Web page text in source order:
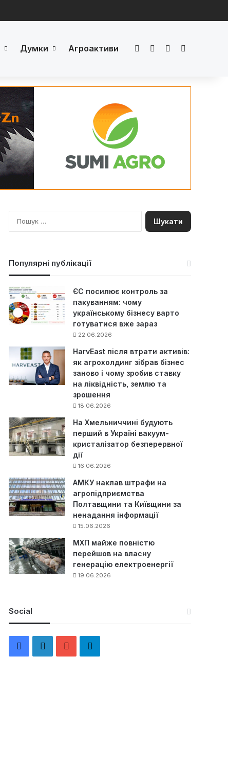
Думки Агроактиви FacebookLinkedInYouTube
П
о
Популярні публікації
ЄС посилює контроль за
пакуванням: чому
українському бізнесу варто
готуватися вже зараз
22.06.2026
HarvEast після втрати активів:
як агрохолдинг зібрав бізнес
заново і чому зробив ставку
на ліквідність, землю та
зрошення
18.06.2026
На Хмельниччині будують
перший в Україні вакуум-
кристалізатор безперервної
дії
16.06.2026
АМКУ наклав штрафи на
агропідприємства
Полтавщини та Київщини за
ненадання інформації
15.06.2026
МХП майже повністю
перейшов на власну
генерацію електроенергії
19.06.2026
Social